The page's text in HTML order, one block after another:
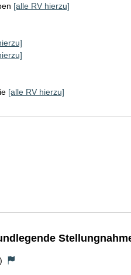
[alle RV hierzu]
[alle RV hierzu]
)